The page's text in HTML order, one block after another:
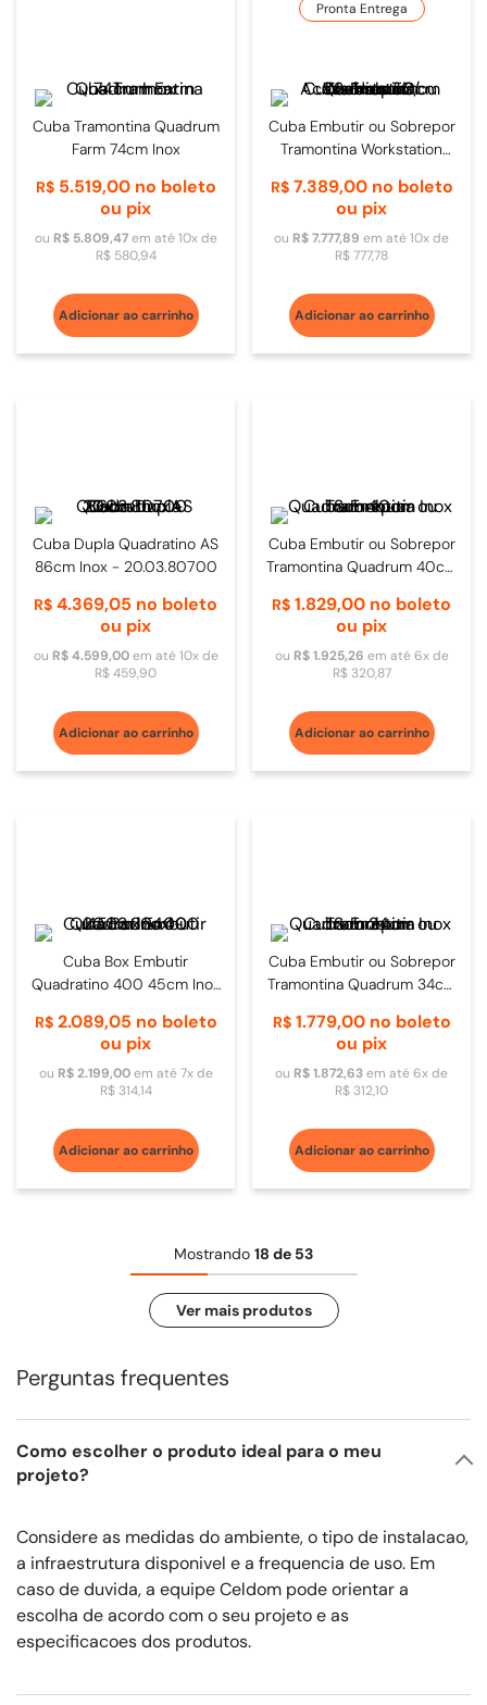
Cuba Tramontina Quadrum
Farm 74cm Inox
R$ 5.519,00no boleto
ou pix
ou R$ 5.809,47em até10x de
R$ 580,94
Adicionar ao carrinho
Pronta Entrega
Cuba Embutir ou Sobrepor
Tramontina Workstation
50cm Inox
R$ 7.389,00no boleto
ou pix
ou R$7.777,89 em até10x de
R$777,78
Adicionar ao carrinho
Cuba Dupla Quadratino AS
86cm Inox - 20.03.80700
R$ 4.369,05 no boleto
ou pix
ou R$ 4.599,00em até10x de
R$459,90
Adicionar ao carrinho
Cuba Embutir ou Sobrepor
Tramontina Quadrum 40cm
R$ 1.829,00 no boleto
ou pix
ou R$ 1.925,26 em até6x de
R$ 320,87
Adicionar ao carrinho
Cuba Box Embutir
Quadratino 400 45cm Inox
R$ 2.089,05 no boleto
ou pix
ou R$ 2.199,00em até7x de
R$ 314,14
Adicionar ao carrinho
Cuba Embutir ou Sobrepor
Tramontina Quadrum 34cm
R$ 1.779,00no boleto
ou pix
ou R$1.872,63em até6x de
R$ 312,10
Adicionar ao carrinho
Mostrando 18 de 53
Perguntas frequentes
Como escolher o produto ideal para o meu
projeto?
Considere as medidas do ambiente, o tipo de instalacao,
a infraestrutura disponivel e a frequencia de uso. Em
caso de duvida, a equipe Celdom pode orientar a
escolha de acordo com o seu projeto e as
especificacoes dos produtos.